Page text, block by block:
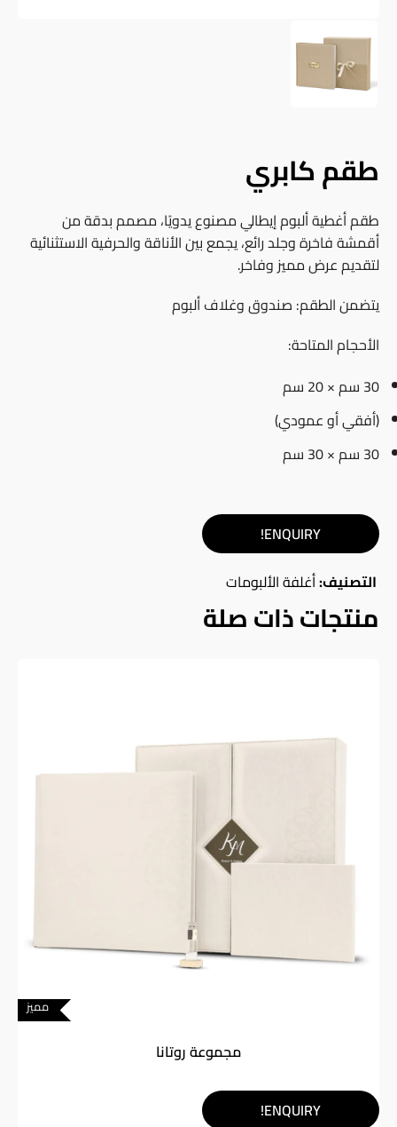
طقم كابري
طقم أغطية ألبوم إيطالي مصنوع يدويًا، مصمم بدقة من
أقمشة فاخرة وجلد رائع، يجمع بين الأناقة والحرفية الاستثنائية
لتقديم عرض مميز وفاخر.
يتضمن الطقم: صندوق وغلاف ألبوم
الأحجام المتاحة:
30 سم × 20 سم
(أفقي أو عمودي)
30 سم × 30 سم
ENQUIRY!
التصنيف:أغلفة الألبومات
منتجات ذات صلة
مميز
مجموعة روتانا
ENQUIRY!